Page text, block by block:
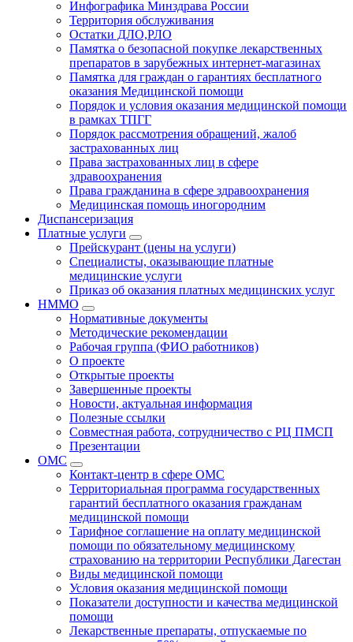
Инфографика Минздрава России
Территория обслуживания
Остатки ДЛО,РЛО
Памятка о безопасной покупке лекарственных
препаратов в зарубежных интернет-магазинах
Памятка для граждан о гарантиях бесплатного
оказания Медицинской помощи
Порядок и условия оказания медицинской помощи
в рамках ТПГГ
Порядок рассмотрения обращений, жалоб
застрахованных лиц
Права застрахованных лиц в сфере
здравоохранения
Права гражданина в сфере здравоохранения
Медицинская помощь иногородним
Диспансеризация
Платные услуги
Прейскурант (цены на услуги)
Специалисты, оказывающие платные
медицинские услуги
Приказ об оказания платных медицинских услуг
НММО
Нормативные документы
Методические рекомендации
Рабочая группа (ФИО работников)
О проекте
Открытые проекты
Завершенные проекты
Новости, актуальная информация
Полезные ссылки
Совместная работа, сотрудничество с РЦ ПМСП
Презентации
ОМС
Контакт-центр в сфере ОМС
Территориальная программа государственных
гарантий бесплатного оказания гражданам
медицинской помощи
Тарифное соглашение на оплату медицинской
помощи по обязательному медицинскому
страхованию на территории Республики Дагестан
Виды медицинской помощи
Условия оказания медицинской помощи
Показатели доступности и качества медицинской
помощи
Лекарственные препараты, отпускаемые по